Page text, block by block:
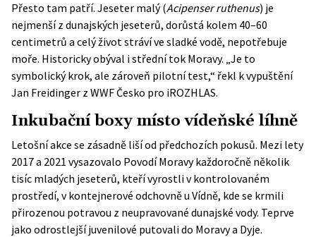
Přesto tam patří. Jeseter malý (Acipenser ruthenus) je
nejmenší z dunajských jeseterů, dorůstá kolem 40–60
centimetrů a celý život stráví ve sladké vodě, nepotřebuje
moře. Historicky obýval i střední tok Moravy. „Je to
symbolický krok, ale zároveň pilotní test,“ řekl k vypuštění
Jan Freidinger z WWF Česko pro iROZHLAS.
Inkubační boxy místo vídeňské líhně
Letošní akce se zásadně liší od předchozích pokusů. Mezi lety
2017 a 2021 vysazovalo Povodí Moravy každoročně několik
tisíc mladých jeseterů, kteří vyrostli v kontrolovaném
prostředí, v kontejnerové odchovně u Vídně, kde se krmili
přirozenou potravou z neupravované dunajské vody. Teprve
jako odrostlejší juvenilové putovali do Moravy a Dyje.